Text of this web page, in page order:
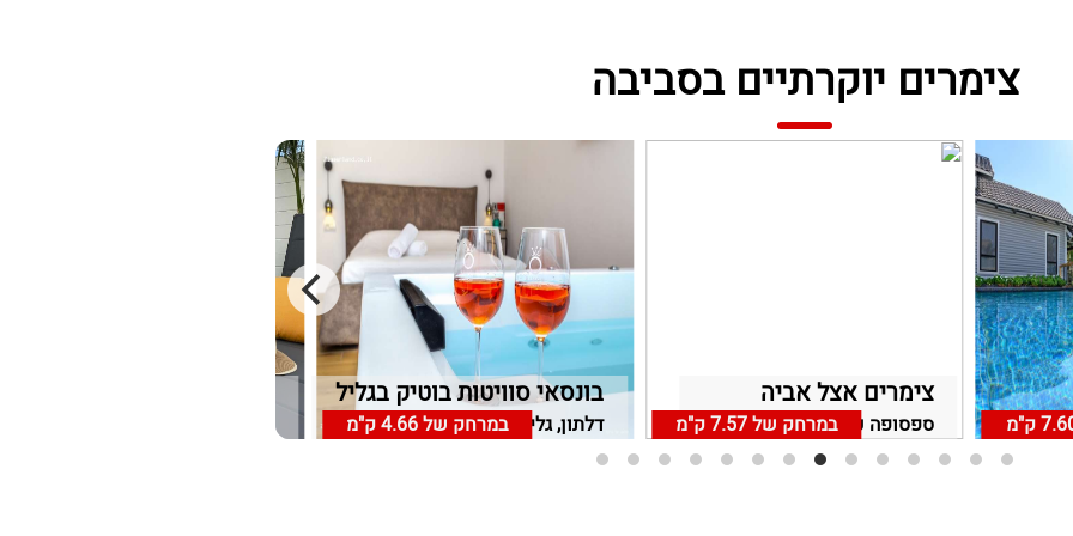
צימרים יוקרתיים בסביבה
בונסאי סוויטות בוטיק בגליל
דלתון, גליל עליוןבמרחק של4.66 ק"מ
צימרים אצל אביה
ספסופה כפר חושן, גליל עליון
במרחק של7.57 ק"מ ק"מ